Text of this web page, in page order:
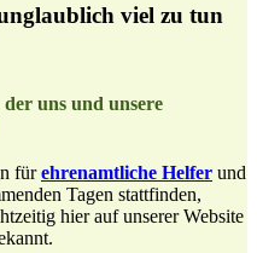
viel zu tun
uns und unsere
fürehrenamtliche Helfer und
Tagen stattfinden,
hier auf unserer Website